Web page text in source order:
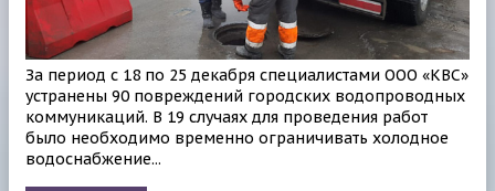
За период с 18 по 25 декабря специалистами ООО «КВС»
устранены 90 повреждений городских водопроводных
коммуникаций. В 19 случаях для проведения работ
было необходимо временно ограничивать холодное
водоснабжение...